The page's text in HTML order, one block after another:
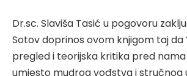
Dr.sc. Slaviša Tasić u pogovoru
Sotov doprinos ovom knjigom taj da
pregled i teorijska kritika pred
umjesto mudrog vođstva i stručnog